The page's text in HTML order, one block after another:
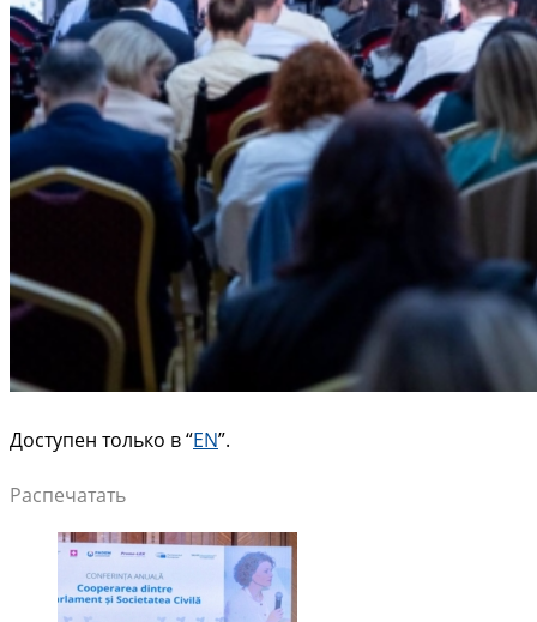
Доступен только в “EN”.
Распечатать